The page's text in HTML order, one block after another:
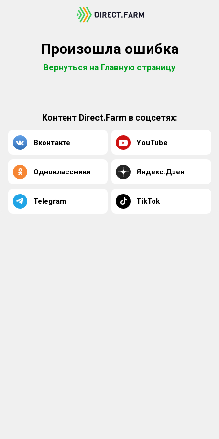
Произошла ошибка
Вернуться на Главную страницу
Контент Direct.Farm в соцсетях:
Вконтакте YouTube
Одноклассники Яндекс.Дзен
Telegram TikTok